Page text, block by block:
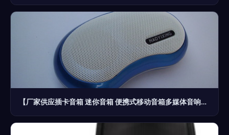
【厂家供应插卡音箱 迷你音箱 便携式移动音箱多媒体音响】价格,厂家,图片,拉杆音箱/移动音箱,莫闪光(个体经营)-